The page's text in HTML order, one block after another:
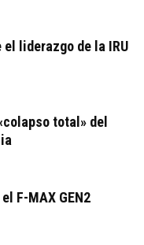
el liderazgo de la IRU
total» del
F-MAX GEN2